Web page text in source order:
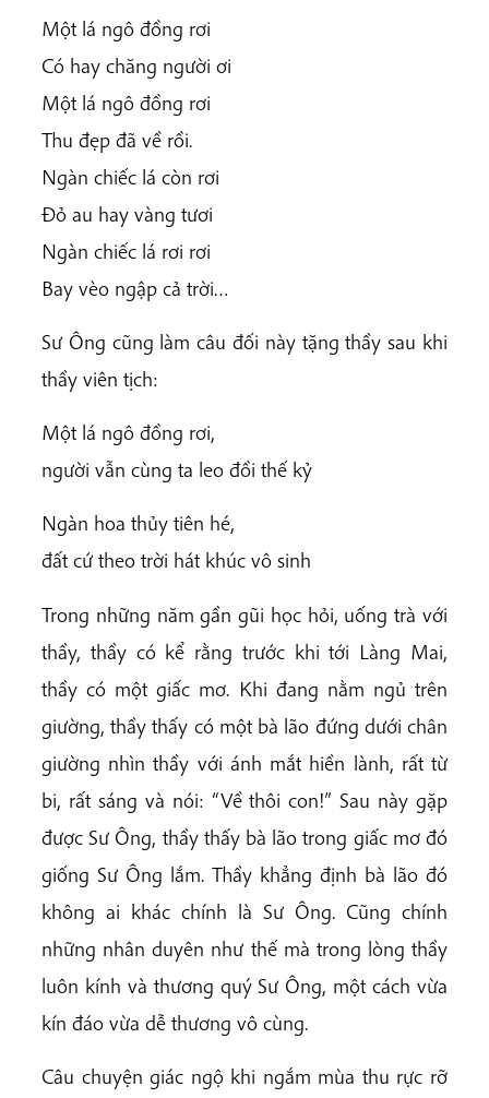
Một lá ngô đồng rơi
Có hay chăng người ơi
Một lá ngô đồng rơi
Thu đẹp đã về rồi.
Ngàn chiếc lá còn rơi
Đỏ au hay vàng tươi
Ngàn chiếc lá rơi rơi
Bay vèo ngập cả trời…
Sư Ông cũng làm câu đối này tặng thầy sau khi
thầy viên tịch:
Một lá ngô đồng rơi,
người vẫn cùng ta leo đồi thế kỷ
Ngàn hoa thủy tiên hé,
đất cứ theo trời hát khúc vô sinh
Trong những năm gần gũi học hỏi, uống trà với
thầy, thầy có kể rằng trước khi tới Làng Mai,
thầy có một giấc mơ. Khi đang nằm ngủ trên
giường, thầy thấy có một bà lão đứng dưới chân
giường nhìn thầy với ánh mắt hiền lành, rất từ
bi, rất sáng và nói: “Về thôi con!” Sau này gặp
được Sư Ông, thầy thấy bà lão trong giấc mơ đó
giống Sư Ông lắm. Thầy khẳng định bà lão đó
không ai khác chính là Sư Ông. Cũng chính
những nhân duyên như thế mà trong lòng thầy
luôn kính và thương quý Sư Ông, một cách vừa
kín đáo vừa dễ thương vô cùng.
Câu chuyện giác ngộ khi ngắm mùa thu rực rỡ